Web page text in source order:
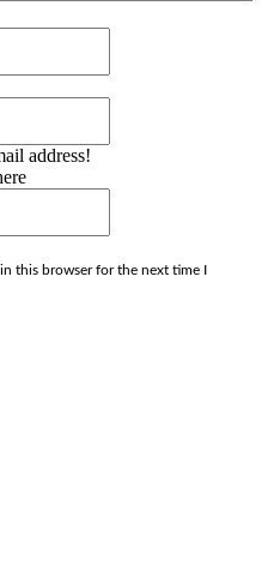
address!
this browser for the next time I